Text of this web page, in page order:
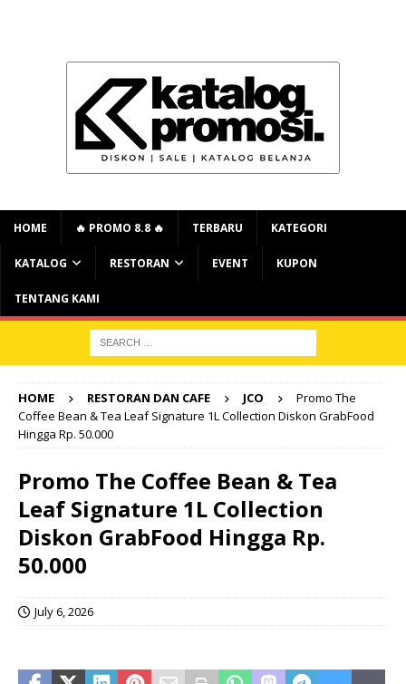
HOME 🔥 PROMO 8.8 🔥 TERBARU KATEGORI
KATALOG RESTORAN EVENT KUPON
TENTANG KAMI
HOME RESTORAN DAN CAFE JCO
Promo The
Coffee Bean & Tea Leaf Signature 1L Collection Diskon GrabFood
Hingga Rp. 50.000
Promo The Coffee Bean & Tea
Leaf Signature 1L Collection
Diskon GrabFood Hingga Rp.
50.000
July 6, 2026